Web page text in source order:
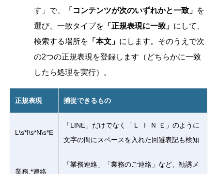
す」で、
「コンテンツが次のいずれかと一致」 を
選び、一致タイプを 「正規表現に一致」 にして、
検索する場所を 「本文」 にします。そのうえで次
の2つの正規表現を登録します（どちらかに一致
したら処理を実行）。
正規表現 捕捉できるもの
L\s*I\s*N\s*E
「LINE」だけでなく「Ｌ Ｉ Ｎ Ｅ」のように
文字の間にスペースを入れた回避表記も検知
業務.*連絡
「業務連絡」「業務のご連絡」など、勧誘メ